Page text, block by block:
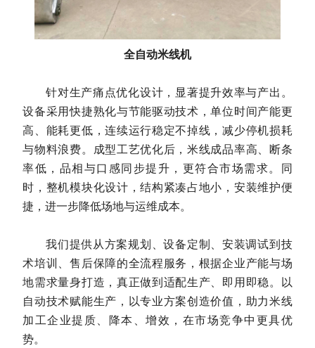
全自动米线机
针对生产痛点优化设计，显著提升效率与产出。
设备采用快捷熟化与节能驱动技术，单位时间产能更
高、能耗更低，连续运行稳定不掉线，减少停机损耗
与物料浪费。成型工艺优化后，米线成品率高、断条
率低，品相与口感同步提升，更符合市场需求。同
时，整机模块化设计，结构紧凑占地小，安装维护便
捷，进一步降低场地与运维成本。
我们提供从方案规划、设备定制、安装调试到技
术培训、售后保障的全流程服务，根据企业产能与场
地需求量身打造，真正做到适配生产、即用即稳。以
自动技术赋能生产，以专业方案创造价值，助力米线
加工企业提质、降本、增效，在市场竞争中更具优
势。